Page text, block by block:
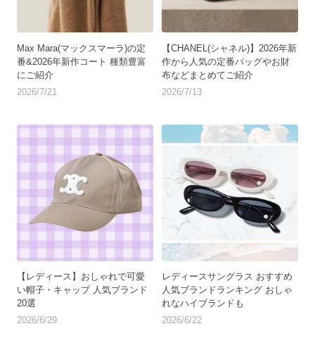
Max Mara(マックスマーラ)の定
番&2026年新作コート 種類豊富
にご紹介
2026/7/21
【CHANEL(シャネル)】2026年新
作から人気の定番バッグやお財
布などまとめてご紹介
2026/7/13
【レディース】おしゃれで可愛
い帽子・キャップ 人気ブランド
20選
2026/6/29
レディースサングラス おすすめ
人気ブランドランキング おしゃ
れなハイブランドも
2026/6/22